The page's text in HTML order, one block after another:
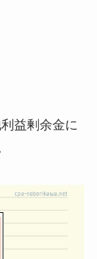
益剰余金に